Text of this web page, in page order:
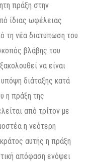
πράξη στην
ίδιας ωφέλειας
τη νέα διατύπωση του
βλάβης του
να είναι
διάταξης κατά
η πράξη της
από τρίτον με
η νεότερη
αυτής η πράξη
απόφαση ενόψει